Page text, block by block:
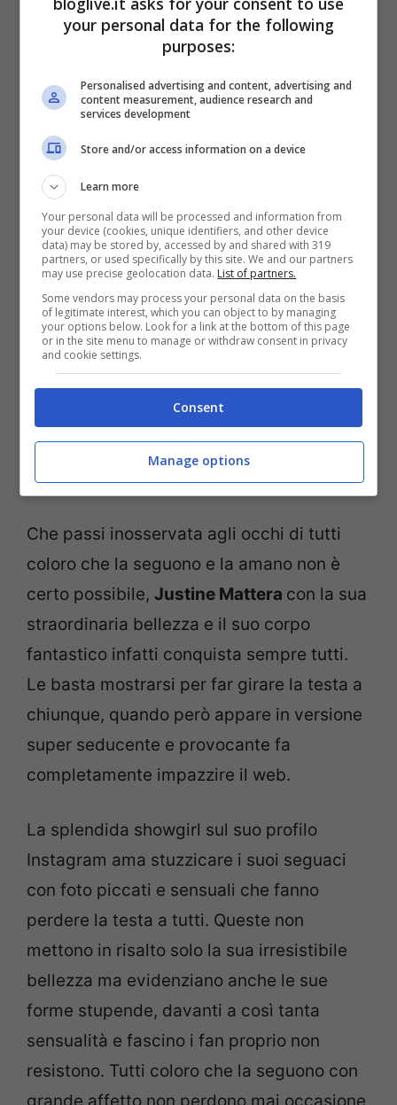
La showgirl Justine Mattera (Screenshot da Instagram)
Che passi inosservata agli occhi di tutti
coloro che la seguono e la amano non è
certo possibile, Justine Mattera con la sua
straordinaria bellezza e il suo corpo
fantastico infatti conquista sempre tutti.
Le basta mostrarsi per far girare la testa a
chiunque, quando però appare in versione
super seducente e provocante fa
completamente impazzire il web.
La splendida showgirl sul suo profilo
Instagram ama stuzzicare i suoi seguaci
con foto piccati e sensuali che fanno
perdere la testa a tutti. Queste non
mettono in risalto solo la sua irresistibile
bellezza ma evidenziano anche le sue
forme stupende, davanti a così tanta
sensualità e fascino i fan proprio non
resistono. Tutti coloro che la seguono con
your personal data for the following
purposes:
Personalised advertising and content, advertising and
content measurement, audience research and
services development
Store and/or access information on a device
Learn more
Your personal data will be processed and information from
your device (cookies, unique identifiers, and other device
data) may be stored by, accessed by and shared with 319
partners, or used specifically by this site. We and our partners
may use precise geolocation data. List of partners.
Some vendors may process your personal data on the basis
of legitimate interest, which you can object to by managing
your options below. Look for a link at the bottom of this page
or in the site menu to manage or withdraw consent in privacy
and cookie settings.
Consent
Manage options